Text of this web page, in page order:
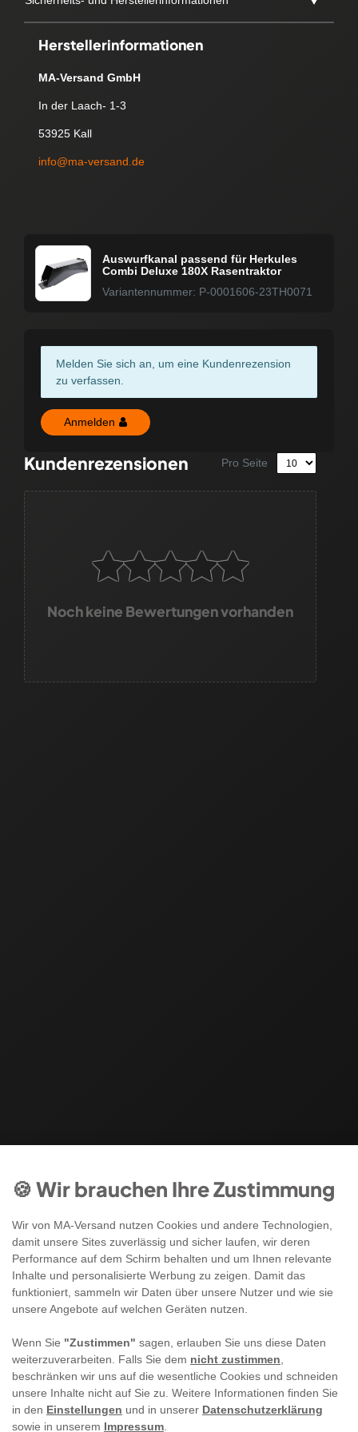
Herstellerinformationen
MA-Versand GmbH
In der Laach- 1-3
53925 Kall
info@ma-versand.de
Auswurfkanal passend für Herkules
Combi Deluxe 180X Rasentraktor
Variantennummer: P-0001606-23TH0071
Melden Sie sich an, um eine Kundenrezension
zu verfassen.
Anmelden
Kundenrezensionen Pro Seite
Noch keine Bewertungen vorhanden
🍪 Wir brauchen Ihre Zustimmung
Wir von MA-Versand nutzen Cookies und andere Technologien,
damit unsere Sites zuverlässig und sicher laufen, wir deren
Performance auf dem Schirm behalten und um Ihnen relevante
Inhalte und personalisierte Werbung zu zeigen. Damit das
funktioniert, sammeln wir Daten über unsere Nutzer und wie sie
unsere Angebote auf welchen Geräten nutzen.
Wenn Sie "Zustimmen" sagen, erlauben Sie uns diese Daten
weiterzuverarbeiten. Falls Sie dem nicht zustimmen
beschränken wir uns auf die wesentliche Cookies und schneiden
unsere Inhalte nicht auf Sie zu. Weitere Informationen finden Sie
in den Einstellungen und in unserer Datenschutzerklärung
sowie in unserem Impressum